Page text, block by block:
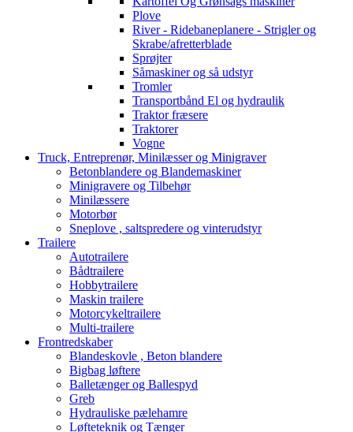
Plove
River - Ridebaneplanere - Strigler og
Skrabe/afretterblade
Sprøjter
Såmaskiner og så udstyr
Tromler
Transportbånd El og hydraulik
Traktor fræsere
Traktorer
Vogne
Truck, Entreprenør, Minilæsser og Minigraver
Betonblandere og Blandemaskiner
Minigravere og Tilbehør
Minilæssere
Motorbør
Sneplove , saltspredere og vinterudstyr
Trailere
Autotrailere
Bådtrailere
Hobbytrailere
Maskin trailere
Motorcykeltrailere
Multi-trailere
Frontredskaber
Blandeskovle , Beton blandere
Bigbag løftere
Balletænger og Ballespyd
Greb
Hydrauliske pælehamre
Løfteteknik og Tænger